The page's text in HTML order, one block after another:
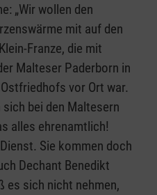
„Wir wollen den
mit auf den
Franze, die mit
Malteser Paderborn in
vor Ort war.
bei den Maltesern
alles ehrenamtlich!
Sie kommen doch
Dechant Benedikt
es sich nicht nehmen,